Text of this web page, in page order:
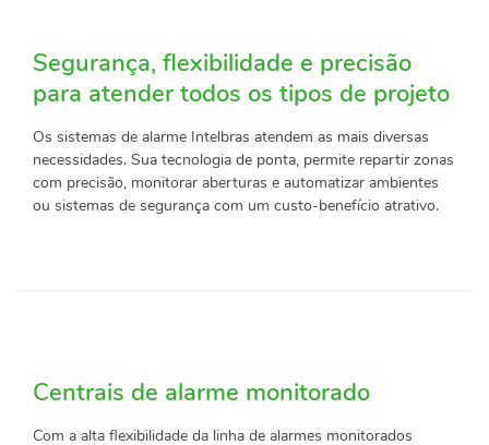
Segurança, flexibilidade e precisão
para atender todos os tipos de projeto
Os sistemas de alarme Intelbras atendem as mais diversas
necessidades. Sua tecnologia de ponta, permite repartir zonas
com precisão, monitorar aberturas e automatizar ambientes
ou sistemas de segurança com um custo-benefício atrativo.
Centrais de alarme monitorado
Com a alta flexibilidade da linha de alarmes monitorados